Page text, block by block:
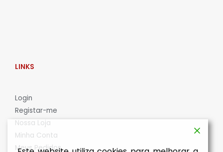
LINKS
Login
Registar-me
Nossa Loja
Minha Conta
Meus Pedidos